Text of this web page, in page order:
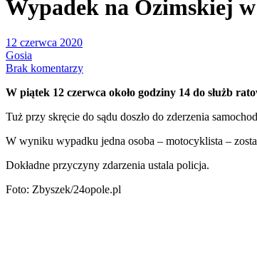
Wypadek na Ozimskiej
12 czerwca 2020
Gosia
Brak komentarzy
W piątek 12 czerwca około godziny 14 do służb
Tuż przy skręcie do sądu doszło do zderzenia
W wyniku wypadku jedna osoba – motocyklista –
Dokładne przyczyny zdarzenia ustala policja.
Foto: Zbyszek/24opole.pl